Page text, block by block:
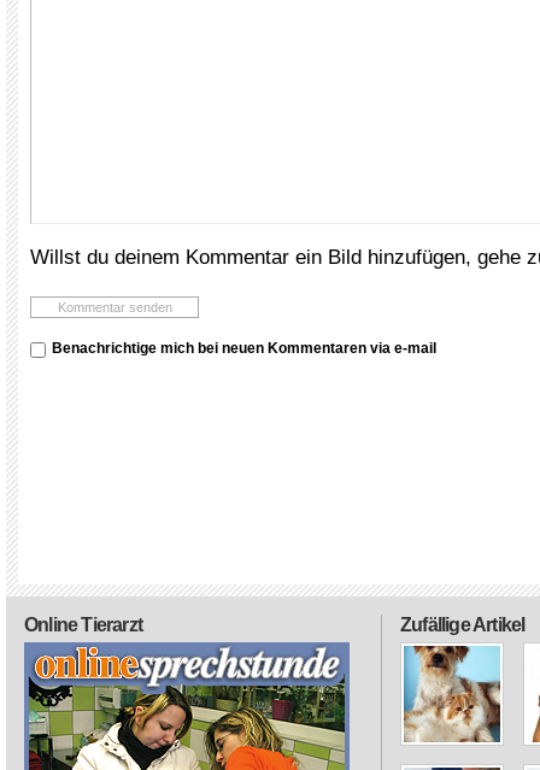
Willst du deinem Kommentar ein Bild hinzufügen, gehe
Benachrichtige mich bei neuen Kommentaren via e-mail
Zufällige Artikel
Online Tierarzt